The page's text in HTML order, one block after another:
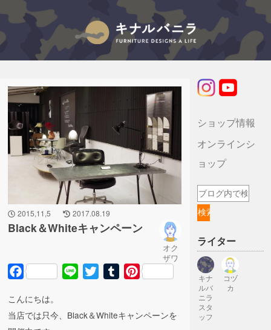
2015,11,5 2017.08.19
Black＆Whiteキャンペーン
オク
ザワ
Facebook Line TwitterTumblrPinterest
こんにちは。
当店では只今、Black＆Whiteキャンペーンを
ショップ情報
オンラインシ
ョップ
ライター
キナ
ルバ
ニラ
スタ
ッフ
コヅ
カ